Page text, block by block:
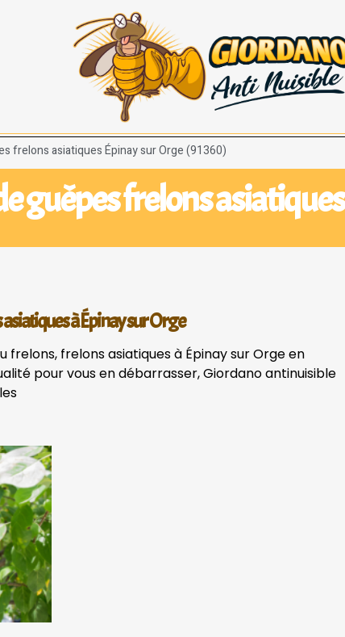
frelons asiatiques Épinay sur Orge (91360)
guêpes frelons
à Épinay sur Orge
frelons asiatiques à Épinay sur Orge en
pour vous en débarrasser, Giordano antinuisible